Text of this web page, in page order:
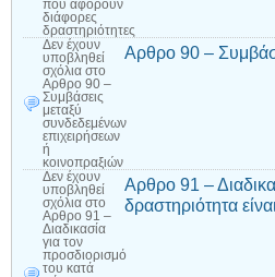
που αφορούν
διάφορες
δραστηριότητες
Δεν έχουν
υποβληθεί
σχόλια στο
Αρθρο 90 –
Συμβάσεις
μεταξύ
συνδεδεμένων
επιχειρήσεων
ή
κοινοπραξιών
Αρθρο 90 –
Δεν έχουν
υποβληθεί
σχόλια στο
Αρθρο 91 –
Διαδικασία
για τον
προσδιορισμό
του κατά
Αρθρο 91 –
δραστηριότητα